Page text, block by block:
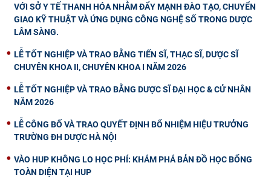
VỚI SỞ Y TẾ THANH HÓA NHẰM ĐẨY MẠNH ĐÀO TẠO, CHUYỂN
GIAO KỸ THUẬT VÀ ỨNG DỤNG CÔNG NGHỆ SỐ TRONG DƯỢC
LÂM SÀNG.
LỄ TỐT NGHIỆP VÀ TRAO BẰNG TIẾN SĨ, THẠC SĨ, DƯỢC SĨ
CHUYÊN KHOA II, CHUYÊN KHOA I NĂM 2026
LỄ TỐT NGHIỆP VÀ TRAO BẰNG DƯỢC SĨ ĐẠI HỌC & CỬ NHÂN
NĂM 2026
LỄ CÔNG BỐ VÀ TRAO QUYẾT ĐỊNH BỔ NHIỆM HIỆU TRƯỞNG
TRƯỜNG ĐH DƯỢC HÀ NỘI
VÀO HUP KHÔNG LO HỌC PHÍ: KHÁM PHÁ BẢN ĐỒ HỌC BỔNG
TOÀN DIỆN TẠI HUP